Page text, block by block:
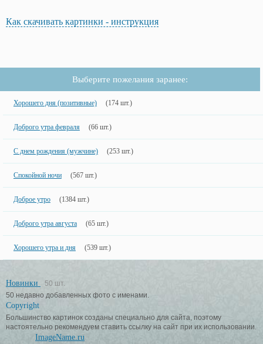
Как скачивать картинки - инструкция
Выберите пожелания заранее:
Хорошего дня (позитивные) (174 шт.)
Доброго утра февраля (66 шт.)
С днем рождения (мужчине) (253 шт.)
Спокойной ночи (567 шт.)
Доброе утро (1384 шт.)
Доброго утра августа (65 шт.)
Хорошего утра и дня (539 шт.)
Новинки
50 шт.
50 недавно добавленных фото с именами.
Copyright
Большинство картинок созданы специально для сайта, поэтому
настоятельно рекомендуем ставить ссылку на сайт при их использовании.
ImageName.ru